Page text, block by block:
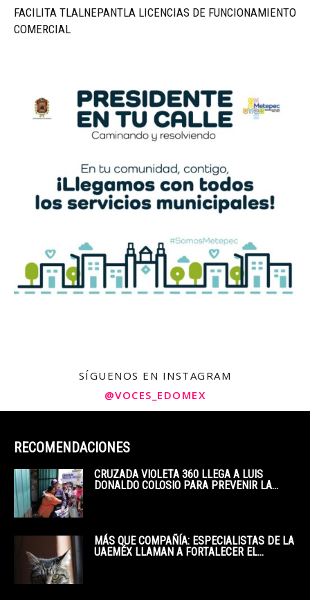
FACILITA TLALNEPANTLA LICENCIAS DE FUNCIONAMIENTO
COMERCIAL
SÍGUENOS EN INSTAGRAM
@VOCES_EDOMEX
RECOMENDACIONES
CRUZADA VIOLETA 360 LLEGA A LUIS
DONALDO COLOSIO PARA PREVENIR LA...
MÁS QUE COMPAÑÍA: ESPECIALISTAS DE LA
UAEMÉX LLAMAN A FORTALECER EL...